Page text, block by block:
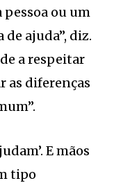
pessoa ou um
de ajuda”, diz.
a respeitar
as diferenças
E mãos
tipo